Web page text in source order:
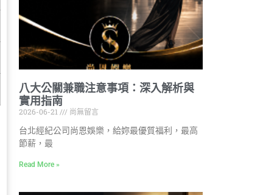
八大公關兼職注意事項：深入解析與
實用指南
2026-06-21
尚無留言
台北經紀公司尚恩娛樂，給妳最優質福利，最高
節薪，最
Read More »